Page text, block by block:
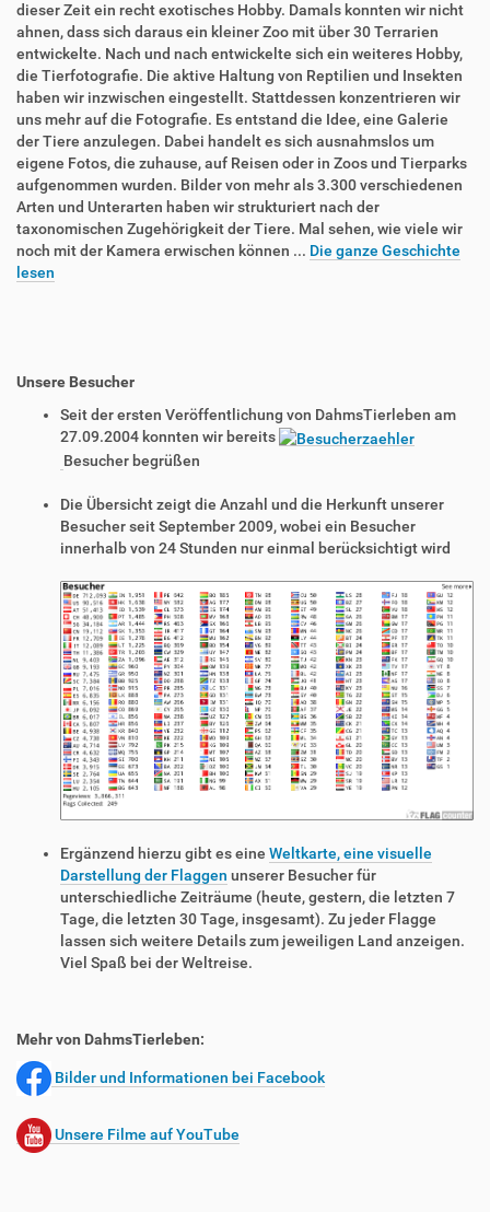
dieser Zeit ein recht exotisches Hobby. Damals konnten wir nicht
ahnen, dass sich daraus ein kleiner Zoo mit über 30 Terrarien
entwickelte. Nach und nach entwickelte sich ein weiteres Hobby,
die Tierfotografie. Die aktive Haltung von Reptilien und Insekten
haben wir inzwischen eingestellt. Stattdessen konzentrieren wir
uns mehr auf die Fotografie. Es entstand die Idee, eine Galerie
der Tiere anzulegen. Dabei handelt es sich ausnahmslos um
eigene Fotos, die zuhause, auf Reisen oder in Zoos und Tierparks
aufgenommen wurden. Bilder von mehr als 3.300 verschiedenen
Arten und Unterarten haben wir strukturiert nach der
taxonomischen Zugehörigkeit der Tiere. Mal sehen, wie viele wir
noch mit der Kamera erwischen können ... Die ganze Geschichte
lesen
Unsere Besucher
Seit der ersten Veröffentlichung von DahmsTierleben am
27.09.2004 konnten wir bereits
Besucher begrüßen
Die Übersicht zeigt die Anzahl und die Herkunft unserer
Besucher seit September 2009, wobei ein Besucher
innerhalb von 24 Stunden nur einmal berücksichtigt wird
Ergänzend hierzu gibt es eine Weltkarte, eine visuelle
Darstellung der Flaggen unserer Besucher für
unterschiedliche Zeiträume (heute, gestern, die letzten 7
Tage, die letzten 30 Tage, insgesamt). Zu jeder Flagge
lassen sich weitere Details zum jeweiligen Land anzeigen.
Viel Spaß bei der Weltreise.
Mehr von DahmsTierleben:
Bilder und Informationen bei Facebook
Unsere Filme auf YouTube